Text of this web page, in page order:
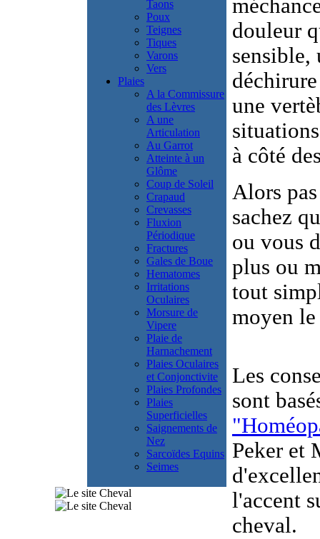
Taons
Poux
Teignes
Tiques
Varons
Vers
Plaies
A la Commissure
des Lèvres
A une
Articulation
Au Garrot
Atteinte à un
Glôme
Coup de Soleil
Crapaud
Crevasses
Fluxion
Périodique
Fractures
Gales de Boue
Hematomes
Irritations
Oculaires
Morsure de
Vipere
Plaie de
Harnachement
Plaies Oculaires
et Conjonctivite
Plaies Profondes
Plaies
Superficielles
Saignements de
Nez
Sarcoïdes Equins
Seimes
douleur
sensible,
une
à côté
Alors
sachez
ou vous
plus ou
tout
moyen
Les
sont
Peker et
l'accent
cheval.